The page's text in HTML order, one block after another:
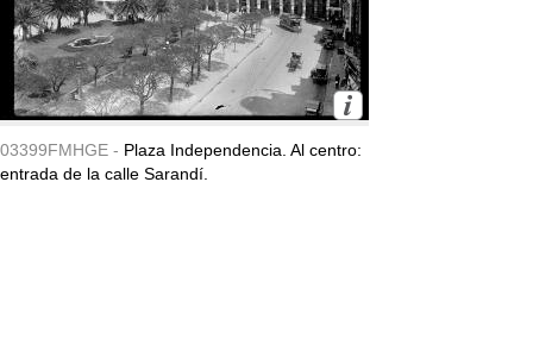
03399FMHGE - Plaza Independencia. Al centro:
entrada de la calle Sarandí.